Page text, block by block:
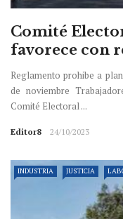
Comité
favorece con
Reglamento prohibe a
de noviembre
Comité Electoral ...
Editor8 24/10/2023
INDUSTRIA JUSTICIA